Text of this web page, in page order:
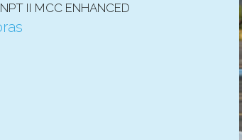
II MCC ENHANCED